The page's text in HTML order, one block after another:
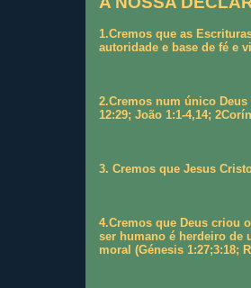
1.Cremos que as
autoridade e base de fé e
2.Cremos num único
12:29; João 1:1-4,14;
3. Cremos que Jesus
4.Cremos que Deus criou
ser humano é herdeiro de
moral (Génesis 1:27;3:18;